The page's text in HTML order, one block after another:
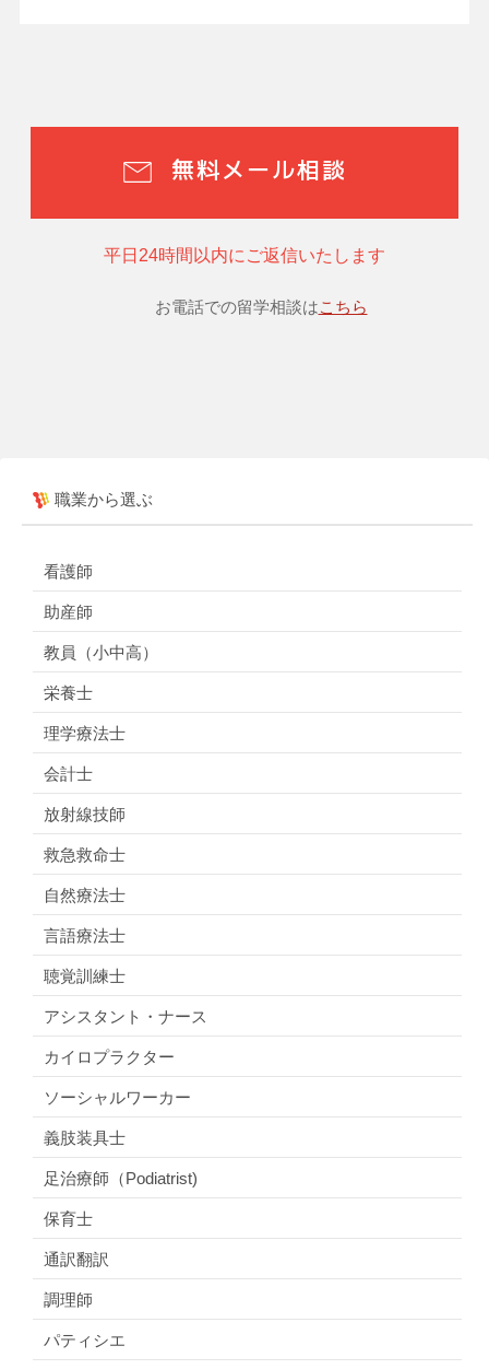
無料メール相談
平日24時間以内にご返信いたします
お電話での留学相談はこちら
職業から選ぶ
看護師
助産師
教員（小中高）
栄養士
理学療法士
会計士
放射線技師
救急救命士
自然療法士
言語療法士
聴覚訓練士
アシスタント・ナース
カイロプラクター
ソーシャルワーカー
義肢装具士
足治療師（Podiatrist)
保育士
通訳翻訳
調理師
パティシエ